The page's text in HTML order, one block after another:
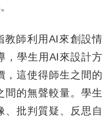
師利用AI來創設情
，學生用AI來設計方
，這使得師生之間的
間的無聲較量。學生
、批判質疑、反思自